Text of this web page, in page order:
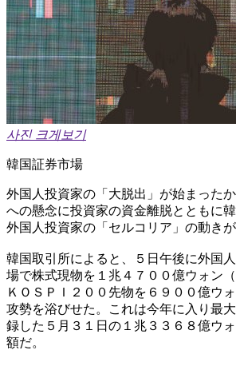
사진 크게보기
韓国証券市場
外国人投資家の「大脱出」が始まった
への懸念に投資家の資金離脱とともに
外国人投資家の「セルコリア」の動きが
韓国取引所によると、５日午後に外国
場で株式現物を１兆４７００億ウォン
ＫＯＳＰＩ２００先物を６９００億ウ
攻勢を浴びせた。これは今年に入り最
録した５月３１日の１兆３３６８億ウ
額だ。